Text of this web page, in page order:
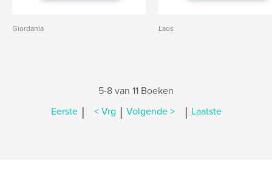
Giordania Laos
5-8 van 11 Boeken
Eerste | < Vrg | Volgende > | Laatste